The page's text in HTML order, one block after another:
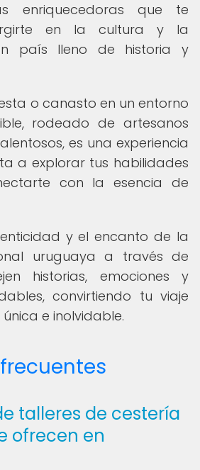
enriquecedoras que te
en la cultura y la
país lleno de historia y
o canasto en un entorno
rodeado de artesanos
es una experiencia
a explorar tus habilidades
con la esencia de
y el encanto de la
uruguaya a través de
historias, emociones y
convirtiendo tu viaje
e inolvidable.
talleres de cestería
ofrecen en